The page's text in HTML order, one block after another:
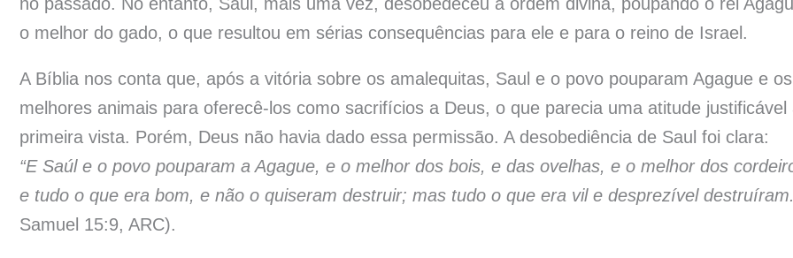
no passado. No entanto, Saul, mais uma vez, desobedeceu à ordem divina, poupando o rei
o melhor do gado, o que resultou em sérias consequências para ele e para o reino de Israel.
A Bíblia nos conta que, após a vitória sobre os amalequitas, Saul e o povo pouparam Agague e os
melhores animais para oferecê-los como sacrifícios a Deus, o que parecia uma atitude justificável
primeira vista. Porém, Deus não havia dado essa permissão. A desobediência de Saul foi clara:
“E Saúl e o povo pouparam a Agague, e o melhor dos bois, e das ovelhas, e o melhor dos
e tudo o que era bom, e não o quiseram destruir; mas tudo o que era vil e desprezível
Samuel 15:9, ARC).